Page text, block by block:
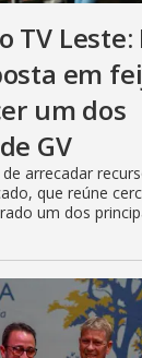
TV
em
um dos
GV
arrecadar
que reúne
um dos